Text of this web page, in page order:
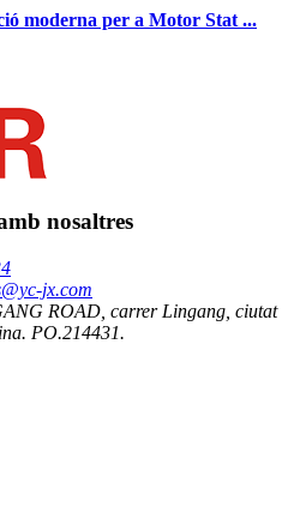
moderna per a Motor Stat ...
nosaltres
jx.com
ROAD, carrer Lingang, ciutat
PO.214431.